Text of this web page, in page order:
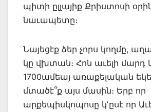
պիտի ըլլայիք Քրիստոսի
նաւապետը։
Նայեցէք ձեր չորս կողմը,
կը վխտան։ Հոն աւելի մարդ
1700ամեայ առաքելական
մտածէ՞ք այս մասին։ Երբ որ
արքեպիսկոպոսը կʼըսէ որ